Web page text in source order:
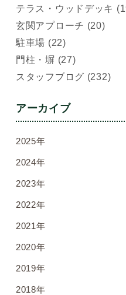
テラス・ウッドデッキ
玄関アプローチ (20)
駐車場 (22)
門柱・塀 (27)
スタッフブログ (232)
アーカイブ
2025年
2024年
2023年
2022年
2021年
2020年
2019年
2018年